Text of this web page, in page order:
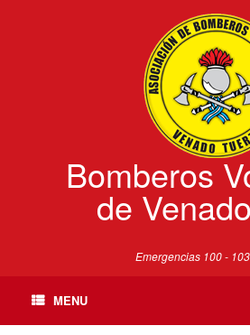
Bomberos
de
Emergencias 100 -
MENU